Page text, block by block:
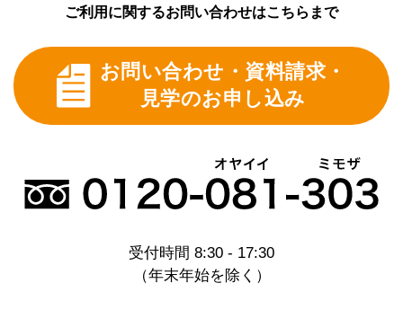
ご利用に関するお問い合わせはこちらまで
お問い合わせ・資料請求・
見学のお申し込み
受付時間 8:30 - 17:30
（年末年始を除く）